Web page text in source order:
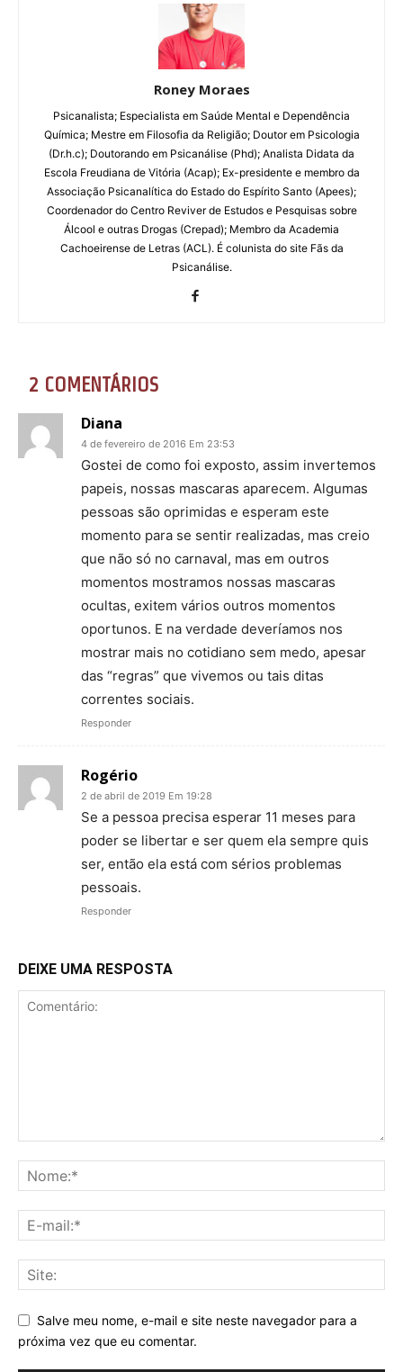
Roney Moraes
Psicanalista; Especialista em Saúde Mental e Dependência
Química; Mestre em Filosofia da Religião; Doutor em Psicologia
(Dr.h.c); Doutorando em Psicanálise (Phd); Analista Didata da
Escola Freudiana de Vitória (Acap); Ex-presidente e membro da
Associação Psicanalítica do Estado do Espírito Santo (Apees);
Coordenador do Centro Reviver de Estudos e Pesquisas sobre
Álcool e outras Drogas (Crepad); Membro da Academia
Cachoeirense de Letras (ACL). É colunista do site Fãs da
Psicanálise.
2 COMENTÁRIOS
Diana
4 de fevereiro de 2016 Em 23:53
Gostei de como foi exposto, assim invertemos
papeis, nossas mascaras aparecem. Algumas
pessoas são oprimidas e esperam este
momento para se sentir realizadas, mas creio
que não só no carnaval, mas em outros
momentos mostramos nossas mascaras
ocultas, exitem vários outros momentos
oportunos. E na verdade deveríamos nos
mostrar mais no cotidiano sem medo, apesar
das “regras” que vivemos ou tais ditas
correntes sociais.
Responder
Rogério
2 de abril de 2019 Em 19:28
Se a pessoa precisa esperar 11 meses para
poder se libertar e ser quem ela sempre quis
ser, então ela está com sérios problemas
pessoais.
Responder
DEIXE UMA RESPOSTA
Salve meu nome, e-mail e site neste navegador para a
próxima vez que eu comentar.